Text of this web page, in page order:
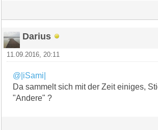
Darius
11.09.2016, 20:11
@|iSami|
Da sammelt sich mit der Zeit einiges,
"Andere" ?